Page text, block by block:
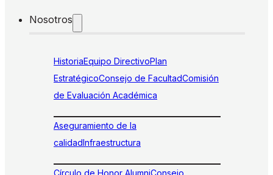
Nosotros
HistoriaEquipo DirectivoPlan
EstratégicoConsejo de FacultadComisión
de Evaluación Académica
Aseguramiento de la
calidadInfraestructura
Círculo de Honor AlumniConsejo